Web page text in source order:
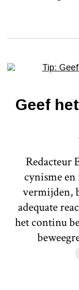
Geef
Redacteur
cynisme
vermijden,
adequate
het continu